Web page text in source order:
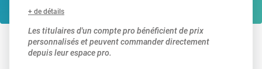
+ de détails
Les titulaires d'un compte pro bénéficient de prix
personnalisés et peuvent commander directement
depuis leur espace pro.